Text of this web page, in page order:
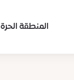
المنطقة الحرة